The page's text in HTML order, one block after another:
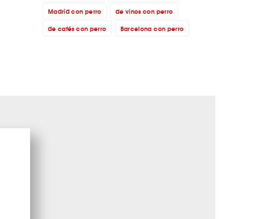
Madrid con perro
de vinos con perro
de cafés con perro
Barcelona con perro